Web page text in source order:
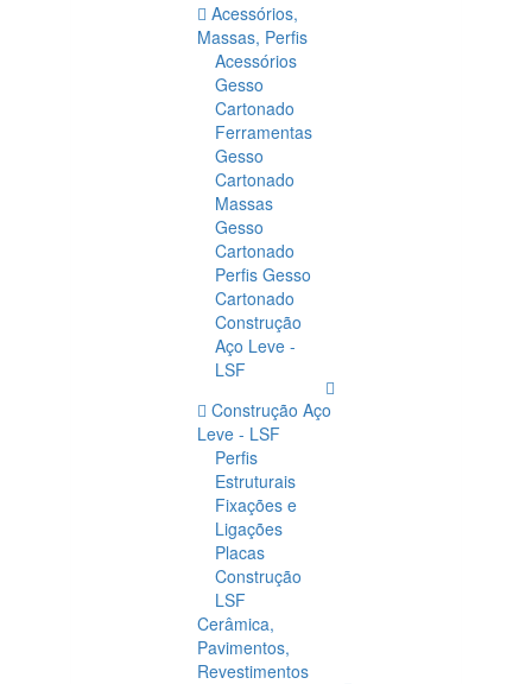
Acessórios,
Massas, Perfis
Acessórios
Gesso
Cartonado
Ferramentas
Gesso
Cartonado
Massas
Gesso
Cartonado
Perfis Gesso
Cartonado
Construção
Aço Leve -
LSF
Construção Aço
Leve - LSF
Perfis
Estruturais
Fixações e
Ligações
Placas
Construção
LSF
Cerâmica,
Pavimentos,
Revestimentos